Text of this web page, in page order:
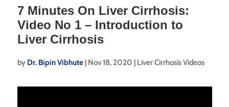
7 Minutes On Liver Cirrhosis:
Video No 1 – Introduction to
Liver Cirrhosis
by Dr. Bipin Vibhute| Nov 18, 2020 | Liver Cirrhosis Videos